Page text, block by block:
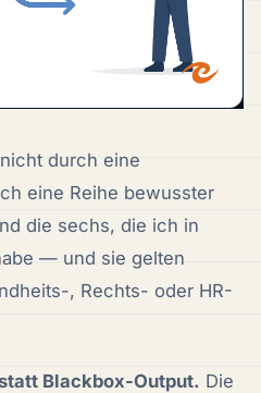
durch eine
eine Reihe bewusster
die sechs, die ich in
— und sie gelten
, Rechts- oder HR-
Blackbox-Output. Die